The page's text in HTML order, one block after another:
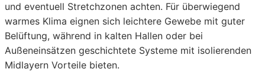
und eventuell Stretchzonen achten. Für überwiegend
warmes Klima eignen sich leichtere Gewebe mit guter
Belüftung, während in kalten Hallen oder bei
Außeneinsätzen geschichtete Systeme mit isolierenden
Midlayern Vorteile bieten.